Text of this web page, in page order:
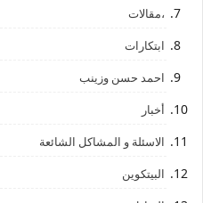
،مقالات
ابتكارات
احمد حسن وزينب
أخبار
الاسئلة و المشاكل الشائعة
البيتكوين